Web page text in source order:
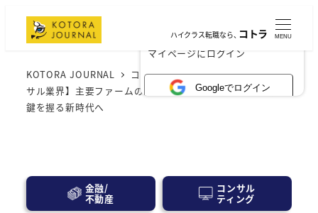
×
マイページにログイン
Googleでログイン
ハイクラス転職なら、コトラ MENU
KOTORA JOURNAL コンサル業界
【2026年最新コン
サル業界】主要ファームの特徴解説！AI実装と現場実行力が
鍵を握る新時代へ
金融/
不動産
コンサル
ティング